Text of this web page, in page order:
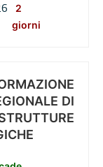
2
giorni
DI